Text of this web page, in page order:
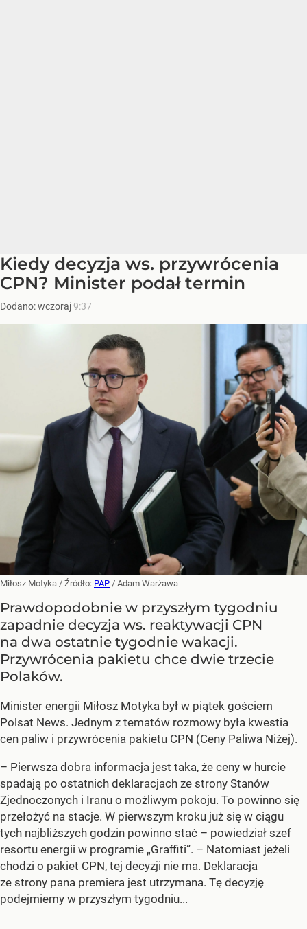
Kiedy decyzja ws. przywrócenia
CPN? Minister podał termin
Dodano:wczoraj9:37
Miłosz Motyka / Źródło: PAP / Adam Warżawa
Prawdopodobnie w przyszłym tygodniu
zapadnie decyzja ws. reaktywacji CPN
na dwa ostatnie tygodnie wakacji.
Przywrócenia pakietu chce dwie trzecie
Polaków.
Minister energii Miłosz Motyka był w piątek gościem
Polsat News. Jednym z tematów rozmowy była kwestia
cen paliw i przywrócenia pakietu CPN (Ceny Paliwa Niżej).
– Pierwsza dobra informacja jest taka, że ceny w hurcie
spadają po ostatnich deklaracjach ze strony Stanów
Zjednoczonych i Iranu o możliwym pokoju. To powinno się
przełożyć na stacje. W pierwszym kroku już się w ciągu
tych najbliższych godzin powinno stać – powiedział szef
resortu energii w programie „Graffiti”. – Natomiast jeżeli
chodzi o pakiet CPN, tej decyzji nie ma. Deklaracja
ze strony pana premiera jest utrzymana. Tę decyzję
podejmiemy w przyszłym tygodniu...